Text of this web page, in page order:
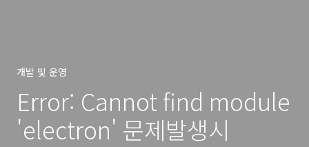
개발 및 운영
Error: Cannot find module
'electron' 문제발생시